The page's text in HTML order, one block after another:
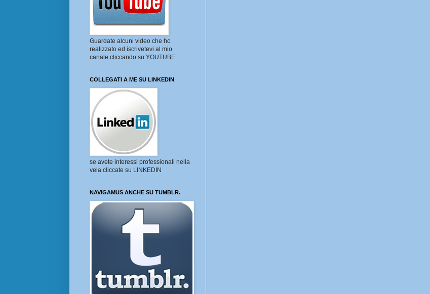
Guardate alcuni video che ho
realizzato ed iscrivetevi al mio
canale cliccando su YOUTUBE
COLLEGATI A ME SU LINKEDIN
se avete interessi professionali nella
vela cliccate su LINKEDIN
NAVIGAMUS ANCHE SU TUMBLR.